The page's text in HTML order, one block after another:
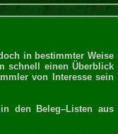
in bestimmter Weise
schnell einen Überblick
von Interesse sein
den Beleg–Listen aus